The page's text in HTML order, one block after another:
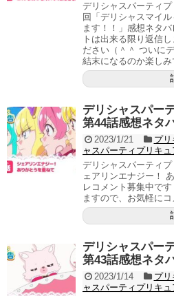
デリシャスパーティ
回「デリシャスマイ
ます！！」感想ネタ
トは出来る限り返信
ださい（＾＾ ついに
結末になるのか楽しみ
デリシャスパー
第44話感想ネタ
2023/1/21 プ
ャスパーティプリキュ
デリシャスパーティ
ェアリンエナジー！
レコメント募集中で
ますので、お気軽に
デリシャスパー
第43話感想ネタ
2023/1/14 プ
ャスパーティプリキュ